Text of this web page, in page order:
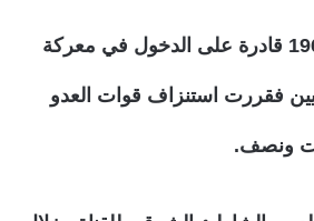
ولم تكن مصر بعد 1967 قادرة على الدخول في معركة
فقررت استنزاف قوات العدو
ونصف.